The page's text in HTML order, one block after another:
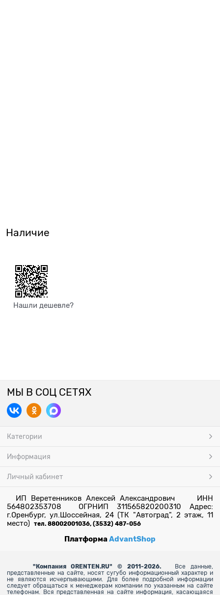
Наличие
Нашли дешевле?
МЫ В СОЦ СЕТЯХ
Категории
Информация
Личный кабинет
ИП Веретенников Алексей Александрович ИНН
564802353708 ОГРНИП 311565820200310 Адрес:
г.Оренбург, ул.Шоссейная, 24 (ТК "Автоград", 2 этаж, 11
место) тел. 88002001036, (3532) 487-056
ПлатформаAdvantShop
" Компания ORENTEN.RU" © 2011-2026.
Все данные,
представленные на сайте, носят сугубо информационный характер и
не являются исчерпывающими. Для более подробной информации
следует обращаться к менеджерам компании по указанным на сайте
телефонам. Вся представленная на сайте информация, касающаяся